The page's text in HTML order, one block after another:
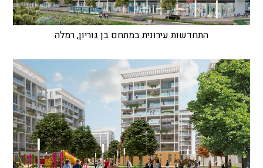
התחדשות עירונית במתחם בן גוריון, רמלה